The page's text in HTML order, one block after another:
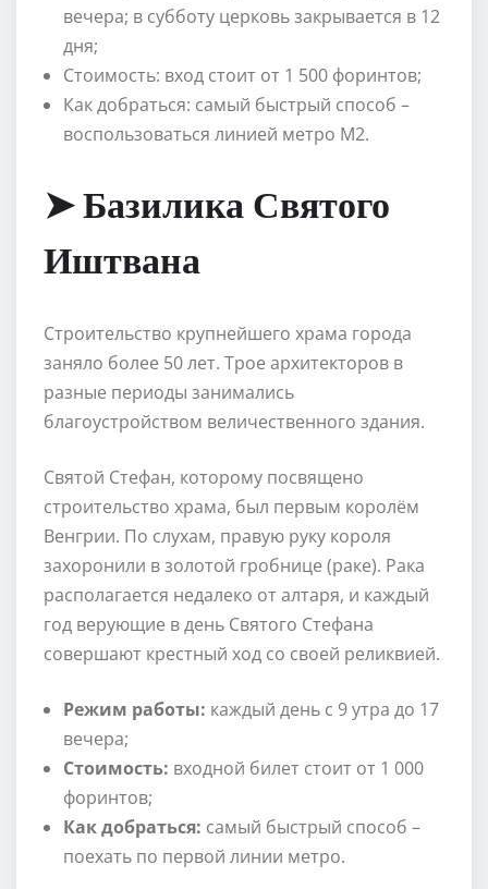
вечера; в субботу церковь закрывается в 12
дня;
Стоимость: вход стоит от 1 500 форинтов;
Как добраться: самый быстрый способ –
воспользоваться линией метро М2.
➤ Базилика Святого
Иштвана
Строительство крупнейшего храма города
заняло более 50 лет. Трое архитекторов в
разные периоды занимались
благоустройством величественного здания.
Святой Стефан, которому посвящено
строительство храма, был первым королём
Венгрии. По слухам, правую руку короля
захоронили в золотой гробнице (раке). Рака
располагается недалеко от алтаря, и каждый
год верующие в день Святого Стефана
совершают крестный ход со своей реликвией.
Режим работы: каждый день с 9 утра до 17
вечера;
Стоимость: входной билет стоит от 1 000
форинтов;
Как добраться: самый быстрый способ –
поехать по первой линии метро.